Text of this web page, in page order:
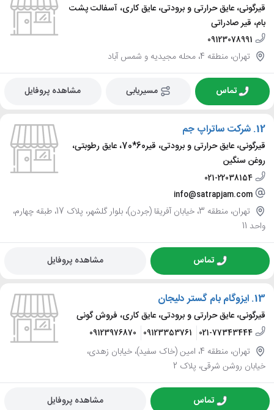
قیرگونی، عایق حرارتی و برودتی، عایق کاری، آسفالت پشت
بام، قیر صادراتی
09123078991
تهران، منطقه 4، محله مجیدیه و شمس آباد
تماس مسیریابی مشاهده پروفایل
12. شرکت ساتراپ جم
قیرگونی، عایق حرارتی و برودتی، قیر60*70، عایق رطوبتی،
روغن سنگین
021-22038154
info@satrapjam.com
تهران، منطقه 3، خیابان آفریقا (جردن)، بلوار گلشهر، پلاک 17، طبقه چهارم،
واحد 11
تماس مشاهده پروفایل
13. ایزوگام بام گستر دلیجان
قیرگونی، عایق حرارتی و برودتی، عایق کاری، فروش گونی
021-77343444
09123353761
09123976870
تهران، منطقه 4، امین (خاک سفید)، خیابان زهدی،
خیابان روشن شرقی، پلاک 2
تماس مشاهده پروفایل